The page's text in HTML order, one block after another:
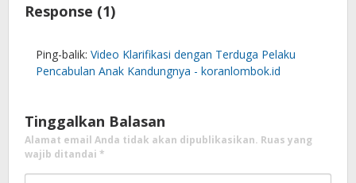
Response (1)
Ping-balik: Video Klarifikasi dengan Terduga Pelaku
Pencabulan Anak Kandungnya - koranlombok.id
Tinggalkan Balasan
Alamat email Anda tidak akan dipublikasikan. Ruas yang
wajib ditandai *